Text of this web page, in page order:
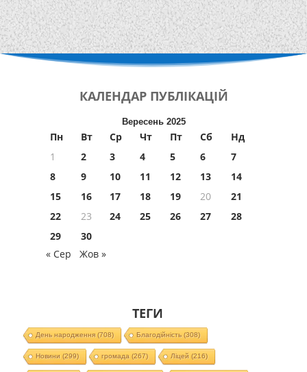
КАЛЕНДАР ПУБЛІКАЦІЙ
Вересень 2025
Пн Вт Ср Чт Пт Сб
Нд
1
2 3 4 5 6
7
8
9 10 11 12 13
14
15
16 17 18 19 20
21
22
23 24 25 26 27
28
29
30
« Сер
Жов »
ТЕГИ
День народження(708) Благодійність (308)
Новини (299) громада (267) Ліцей (216)